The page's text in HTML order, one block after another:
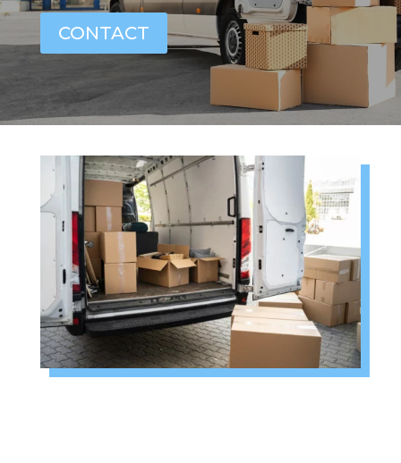
CONTACT